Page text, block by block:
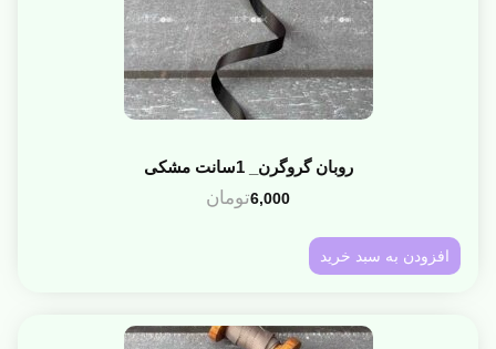
روبان گروگرن_ 1سانت مشکی
6,000تومان
افزودن به سبد خرید